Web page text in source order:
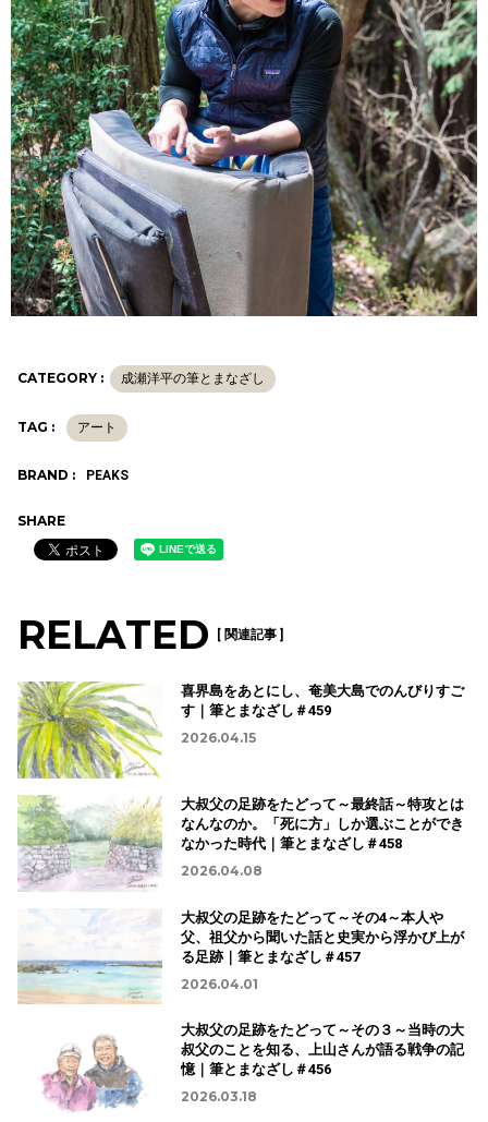
CATEGORY : 成瀬洋平の筆とまなざし
TAG : アート
BRAND : PEAKS
SHARE
RELATED [ 関連記事 ]
喜界島をあとにし、奄美大島でのんびりすご
す｜筆とまなざし＃459
2026.04.15
大叔父の足跡をたどって～最終話～特攻とは
なんなのか。「死に方」しか選ぶことができ
なかった時代｜筆とまなざし＃458
2026.04.08
大叔父の足跡をたどって～その4～本人や
父、祖父から聞いた話と史実から浮かび上が
る足跡｜筆とまなざし＃457
2026.04.01
大叔父の足跡をたどって～その３～当時の大
叔父のことを知る、上山さんが語る戦争の記
憶｜筆とまなざし＃456
2026.03.18